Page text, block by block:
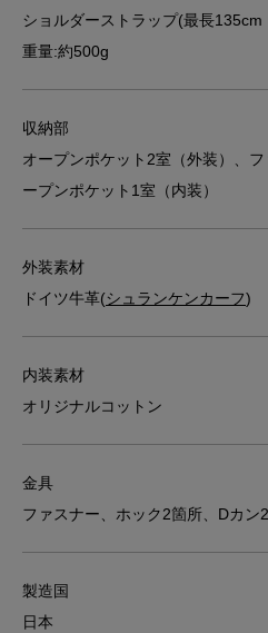
ショルダーストラップ(最長135cm
重量:約500g
収納部
オープンポケット2室（外装）、
ープンポケット1室（内装）
外装素材
ドイツ牛革(シュランケンカーフ)
内装素材
オリジナルコットン
金具
ファスナー、ホック2箇所、Dカ
製造国
日本